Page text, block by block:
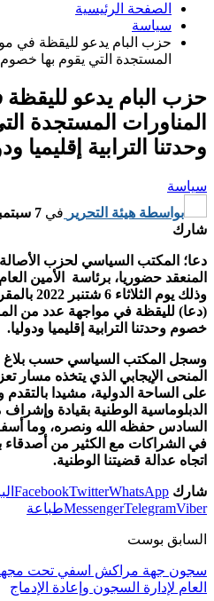
الصفحة الرئيسية
سياسة
حزب البام يدعو لليقظة في
المستجدة التي يقوم بها خصوم
حزب البام يدعو
المناورات المستجدة
وحدتنا الترابية إقليميا
سياسة
بواسطة هيئة التحرير في 7 سبتمبر, 2022
شارك
دعا؛ المكتب السياسي لحزب
المنعقد حضوريا، برئاسة الأمين
وذلك يوم
(دعا) لليقظة في مواجهة عدد من
خصوم وحدتنا الترابية إقليميا ودوليا.
وسجل المكتب السياسي حسب بلاغ
المنحى الإيجابي الذي يتخذه مسار
على الساحة الدولية، مشيدا بالتقدم
الدبلوماسية الوطنية بقيادة
السادس حفظه الله ونصره، وما
في الشراكات مع الكثير من أصدقاء
اتجاه عدالة قضيتنا الوطنية.
شارك FacebookTwitterWhatsApp
MessengerTelegramViber طباعة
السابق بوست
سجون جهة مراكش اسفي تحت مجهر
العام لإدارة السجون وإعادة الإدماج